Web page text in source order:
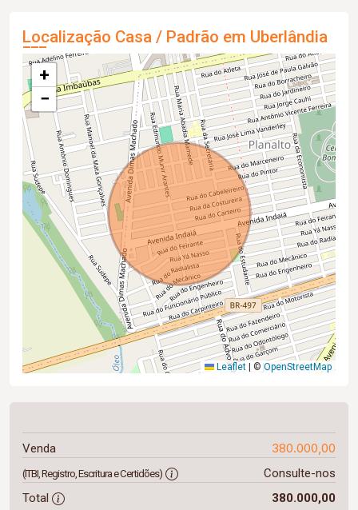
Localização Casa / Padrão em Uberlândia
+
−
Leaflet | © OpenStreetMap
Venda 380.000,00
(ITBI, Registro, Escritura e Certidões)
Consulte-nos
Total
380.000,00